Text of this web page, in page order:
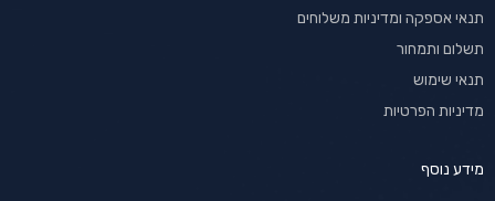
תנאי אספקה ומדיניות משלוחים
תשלום ותמחור
תנאי שימוש
מדיניות הפרטיות
מידע נוסף